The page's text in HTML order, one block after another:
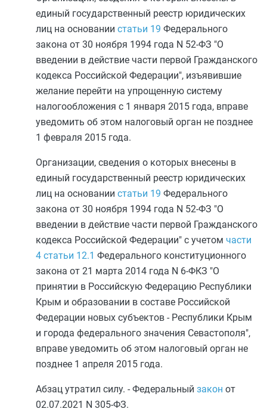
единый государственный реестр юридических
лиц на основании статьи 19 Федерального
закона от 30 ноября 1994 года N 52-ФЗ "О
введении в действие части первой Гражданского
кодекса Российской Федерации", изъявившие
желание перейти на упрощенную систему
налогообложения с 1 января 2015 года, вправе
уведомить об этом налоговый орган не позднее
1 февраля 2015 года.
Организации, сведения о которых внесены в
единый государственный реестр юридических
лиц на основании статьи 19 Федерального
закона от 30 ноября 1994 года N 52-ФЗ "О
введении в действие части первой Гражданского
кодекса Российской Федерации" с учетом части
4 статьи 12.1 Федерального конституционного
закона от 21 марта 2014 года N 6-ФКЗ "О
принятии в Российскую Федерацию Республики
Крым и образовании в составе Российской
Федерации новых субъектов - Республики Крым
и города федерального значения Севастополя",
вправе уведомить об этом налоговый орган не
позднее 1 апреля 2015 года.
Абзац утратил силу. - Федеральный закон от
02.07.2021 N 305-ФЗ.